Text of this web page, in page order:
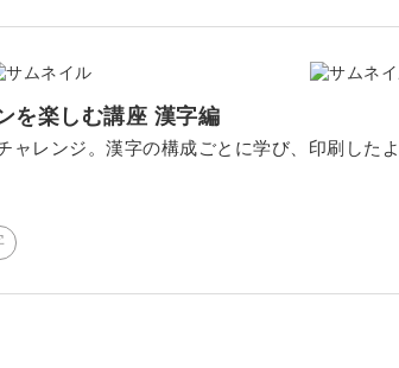
を楽しむ講座 漢字編
ャレンジ。漢字の構成ごとに学び、印刷した